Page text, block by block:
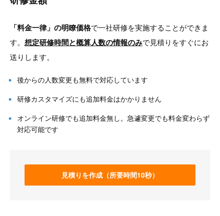
「料金一律」の明瞭価格で一社研修を実施することができま
す。 想定研修時間と概算人数の情報のみで見積りをすぐにお
送りします。
後からの人数変更も無料で対応しています
研修カスタマイズにも追加料金はかかりません
オンライン研修でも追加料金無し。急遽変更でも料金変わらず
対応可能です
見積りを作成（所要時間10秒）